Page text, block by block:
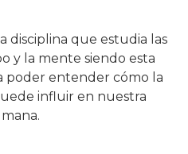
disciplina que estudia las
y la mente siendo esta
poder entender cómo la
influir en nuestra